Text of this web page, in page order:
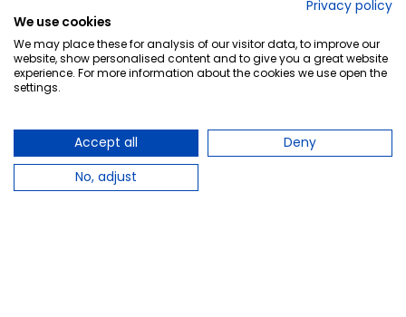
Privacy policy
We use cookies
We may place these for analysis of our visitor data, to improve our
website, show personalised content and to give you a great website
experience. For more information about the cookies we use open the
settings.
Accept all
Deny
No, adjust